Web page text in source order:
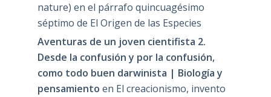
nature) en el párrafo quincuagésimo
séptimo de El Origen de las Especies
Aventuras de un joven cientifista 2.
Desde la confusión y por la confusión,
como todo buen darwinista | Biología y
pensamiento en El creacionismo, invento